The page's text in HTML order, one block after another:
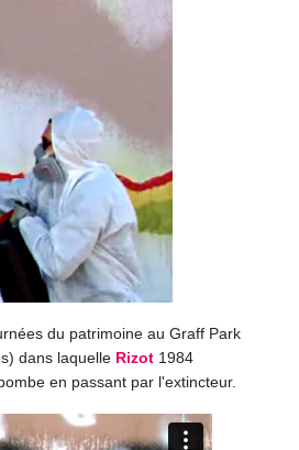
du patrimoine au Graff Park
dans laquelle Rizot 1984
en passant par l'extincteur.